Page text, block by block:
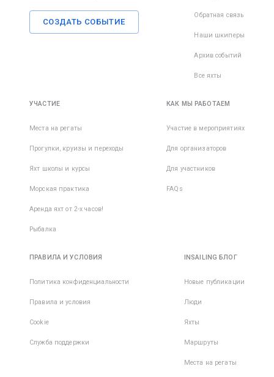
СОЗДАТЬ СОБЫТИЕ
Обратная связь
Наши шкиперы
Архив событий
Все яхты
УЧАСТИЕ
Места на регаты
Прогулки, круизы и переходы
Яхт школы и курсы
Морская практика
Аренда яхт от 2-х часов!
Рыбалка
КАК МЫ РАБОТАЕМ
Участие в мероприятиях
Для организаторов
Для участников
FAQs
ПРАВИЛА И УСЛОВИЯ
Политика конфиденциальности
Правила и условия
Cookie
Служба поддержки
INSAILING БЛОГ
Новые публикации
Люди
Яхты
Маршруты
Места на регаты